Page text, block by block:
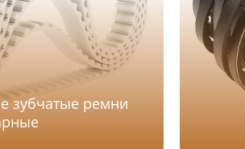
зубчатые ремни